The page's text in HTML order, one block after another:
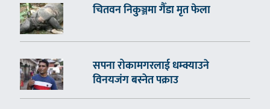
चितवन निकुञ्जमा गैँडा मृत फेला
सपना रोकामगरलाई धम्क्याउने
विनयजंग बस्नेत पक्राउ